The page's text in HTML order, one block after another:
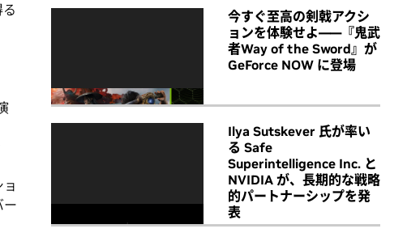
ー
今すぐ至高の剣戟アクシ
ョンを体験せよ――『鬼武
者Way of the Sword』が
GeForce NOW に登場
Ilya Sutskever 氏が率い
る Safe
Superintelligence Inc. と
NVIDIA が、長期的な戦略
的パートナーシップを発
表